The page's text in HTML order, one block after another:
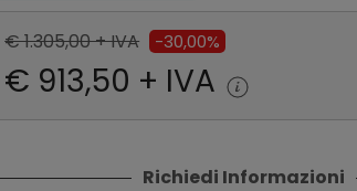
€ 1.305,00 + IVA -30,00%
€ 913,50 + IVA
Richiedi Informazioni